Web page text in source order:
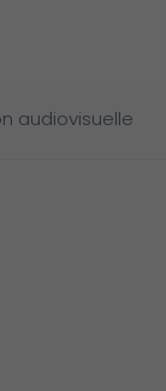
audiovisuelle